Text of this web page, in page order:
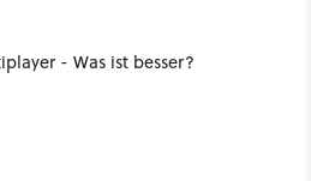
- Was ist besser?